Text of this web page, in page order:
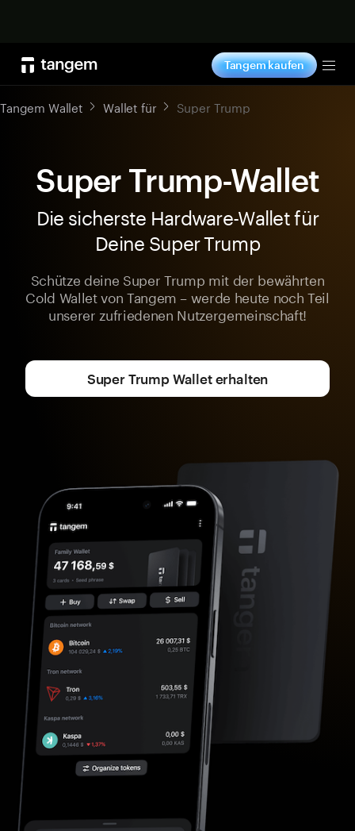
Tangem kaufen
Tangem Wallet Wallet für Super Trump
Super Trump-Wallet
Die sicherste Hardware-Wallet für
Deine Super Trump
Schütze deine Super Trump mit der bewährten
Cold Wallet von Tangem – werde heute noch Teil
unserer zufriedenen Nutzergemeinschaft!
Super Trump Wallet erhalten